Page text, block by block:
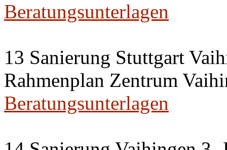
Beratungsunterlagen
13 Sanierung Stuttgart
Rahmenplan Zentrum
Beratungsunterlagen